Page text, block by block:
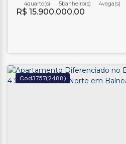
R$ 15.900.000,00
4 5banheiro(s) 4
3757(2488)